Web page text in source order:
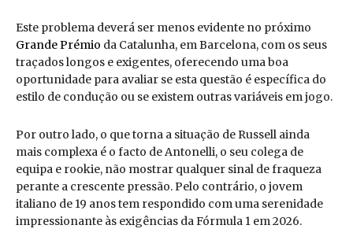
Este problema deverá ser menos evidente no próximo
Grande Prémio da Catalunha, em Barcelona, com os seus
traçados longos e exigentes, oferecendo uma boa
oportunidade para avaliar se esta questão é específica do
estilo de condução ou se existem outras variáveis em jogo.
Por outro lado, o que torna a situação de Russell ainda
mais complexa é o facto de Antonelli, o seu colega de
equipa e rookie, não mostrar qualquer sinal de fraqueza
perante a crescente pressão. Pelo contrário, o jovem
italiano de 19 anos tem respondido com uma serenidade
impressionante às exigências da Fórmula 1 em 2026.